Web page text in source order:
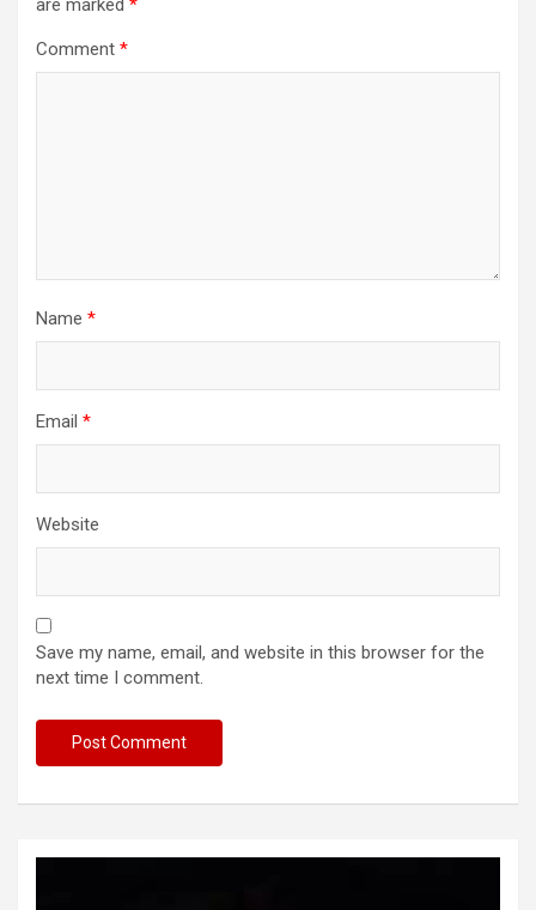
Comment *
Name *
Email *
Website
Save my name, email, and website in this browser for the
next time I comment.